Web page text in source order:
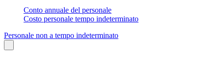
Conto annuale del personale
Costo personale tempo indeterminato
Personale non a tempo indeterminato